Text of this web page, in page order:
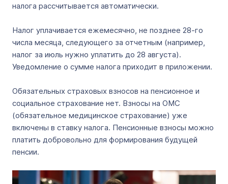
налога рассчитывается автоматически.
Налог уплачивается ежемесячно, не позднее 28-го
числа месяца, следующего за отчетным (например,
налог за июль нужно уплатить до 28 августа).
Уведомление о сумме налога приходит в приложении.
Обязательных страховых взносов на пенсионное и
социальное страхование нет. Взносы на ОМС
(обязательное медицинское страхование) уже
включены в ставку налога. Пенсионные взносы можно
платить добровольно для формирования будущей
пенсии.